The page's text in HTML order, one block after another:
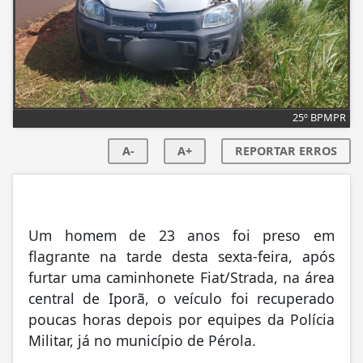
25º BPMPR
A- A+ REPORTAR ERROS
Um homem de 23 anos foi preso em
flagrante na tarde desta sexta-feira, após
furtar uma caminhonete Fiat/Strada, na área
central de Iporã, o veículo foi recuperado
poucas horas depois por equipes da Polícia
Militar, já no município de Pérola.